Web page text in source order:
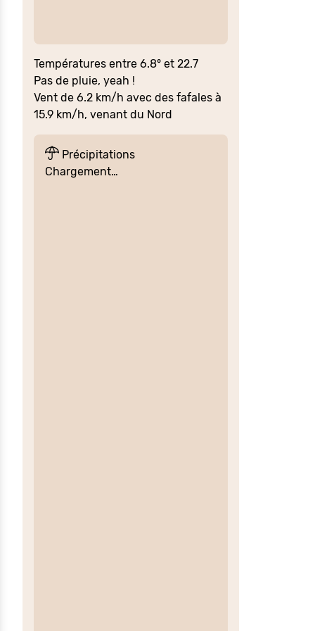
Températures entre 6.8° et 22.7
Pas de pluie, yeah !
Vent de 6.2 km/h avec des fafales à
15.9 km/h, venant du Nord
Précipitations
Chargement…